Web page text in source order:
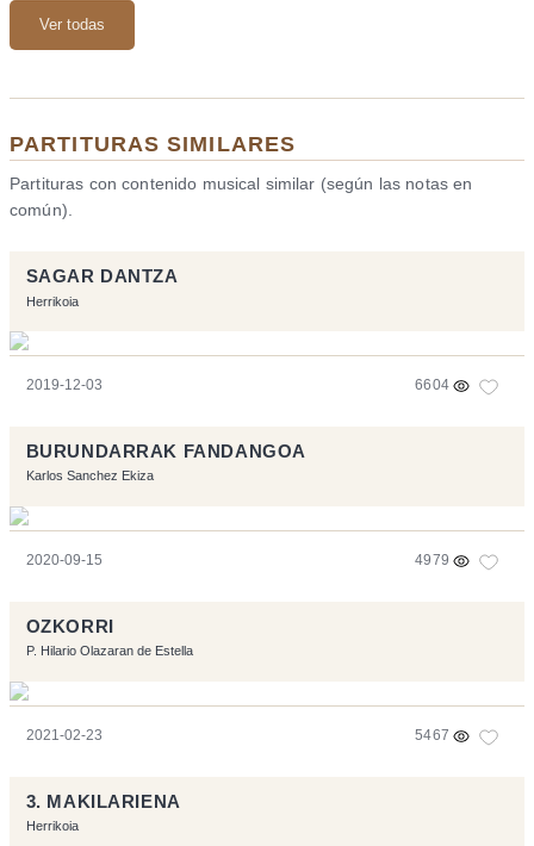
Ver todas
PARTITURAS SIMILARES
Partituras con contenido musical similar (según las notas en
común).
SAGAR DANTZA
Herrikoia
2019-12-03 6604
BURUNDARRAK FANDANGOA
Karlos Sanchez Ekiza
2020-09-15 4979
OZKORRI
P. Hilario Olazaran de Estella
2021-02-23 5467
3. MAKILARIENA
Herrikoia